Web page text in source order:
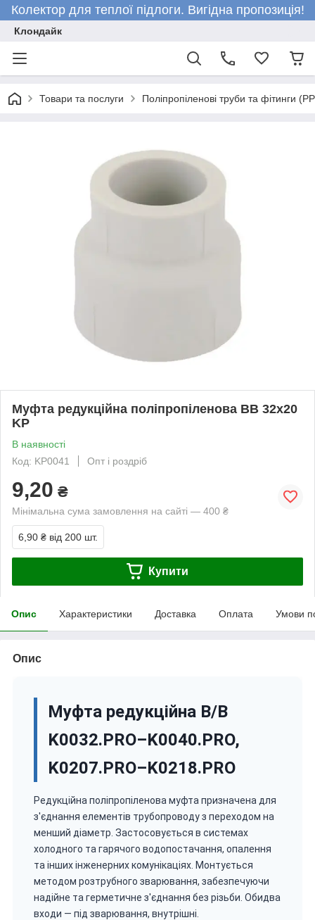
Колектор для теплої підлоги. Вигідна пропозиція!
Клондайк
Товари та послуги Поліпропіленові труби та фітинги
Муфта редукційна поліпропіленова ВВ 32x20
KP
В наявності
Код: KP0041
Опт і роздріб
9,20 ₴
Мінімальна сума замовлення на сайті — 400 ₴
6,90 ₴ від 200 шт.
Купити
Опис Характеристики Доставка Оплата Умови
Опис
Муфта редукційна В/В
K0032.PRO–K0040.PRO,
K0207.PRO–K0218.PRO
Редукційна поліпропіленова муфта призначена для
з'єднання елементів трубопроводу з переходом на
менший діаметр. Застосовується в системах
холодного та гарячого водопостачання, опалення
та інших інженерних комунікаціях. Монтується
методом розтрубного зварювання, забезпечуючи
надійне та герметичне з'єднання без різьби. Обидва
входи — під зварювання, внутрішні.